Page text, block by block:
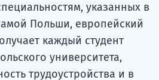
указанных в
Польши, европейский
каждый студент
университета,
трудоустройства и в